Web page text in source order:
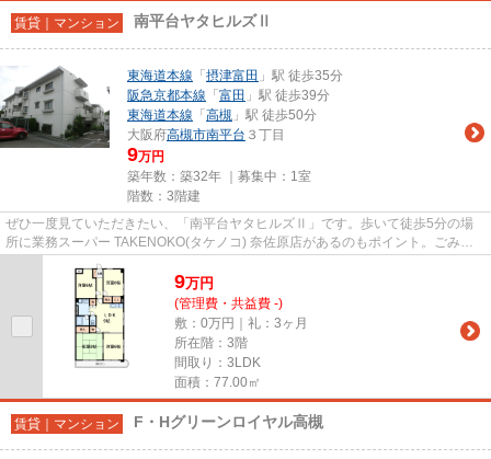
賃貸｜マンション 南平台ヤタヒルズⅡ
東海道本線 「 摂津富田 」駅 徒歩35分
阪急京都本線 「 富田 」駅 徒歩39分
東海道本線 「 高槻 」駅 徒歩50分
大阪府高槻市南平台 ３丁目
9万円
築年数：築32年 ｜募集中： 1室
階数：3階建
ぜひ一度見ていただきたい、「南平台ヤタヒルズⅡ」です。歩いて徒歩5分の場
所に業務スーパー TAKENOKO(タケノコ) 奈佐原店があるのもポイント。ごみ置
き場は敷地内にあります。造りと...
9万円
(管理費・共益費 -)
敷：0万円｜礼：3ヶ月
所在階：3階
間取り：3LDK
面積：77.00㎡
賃貸｜マンション F・Hグリーンロイヤル高槻